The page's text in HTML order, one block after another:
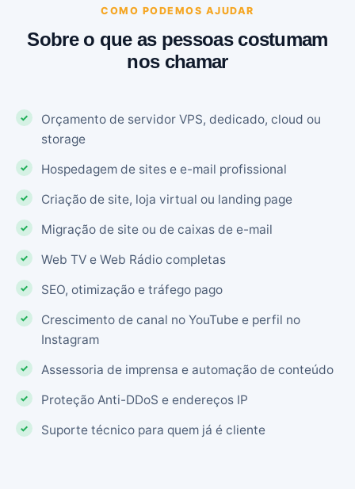
COMO PODEMOS AJUDAR
Sobre o que as pessoas costumam
nos chamar
Orçamento de servidor VPS, dedicado, cloud ou
storage
Hospedagem de sites e e-mail profissional
Criação de site, loja virtual ou landing page
Migração de site ou de caixas de e-mail
Web TV e Web Rádio completas
SEO, otimização e tráfego pago
Crescimento de canal no YouTube e perfil no
Instagram
Assessoria de imprensa e automação de conteúdo
Proteção Anti-DDoS e endereços IP
Suporte técnico para quem já é cliente